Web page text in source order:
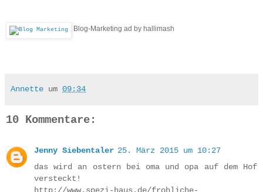
Blog-Marketing ad by hallimash
Annette um 09:34
10 Kommentare:
Jenny Siebentaler 25. März 2015 um 10:27
das wird an ostern bei oma und opa auf dem Hof
versteckt!
http://www.spezi-haus.de/frohliche-